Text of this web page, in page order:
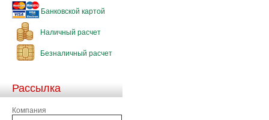
Банковской картой
Наличный расчет
Безналичный расчет
Рассылка
Компания